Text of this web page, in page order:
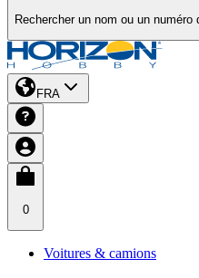
Rechercher un nom ou un numéro
FRA
0
Voitures & camions